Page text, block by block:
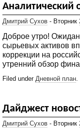
Аналитический
Дмитрий Сухов - Вторник
Доброе утро!
сырьевых активов
коррекции на
утренний обзор
Filed under Дневной план
Дайджест
Дмитрий Сухов - Вторник